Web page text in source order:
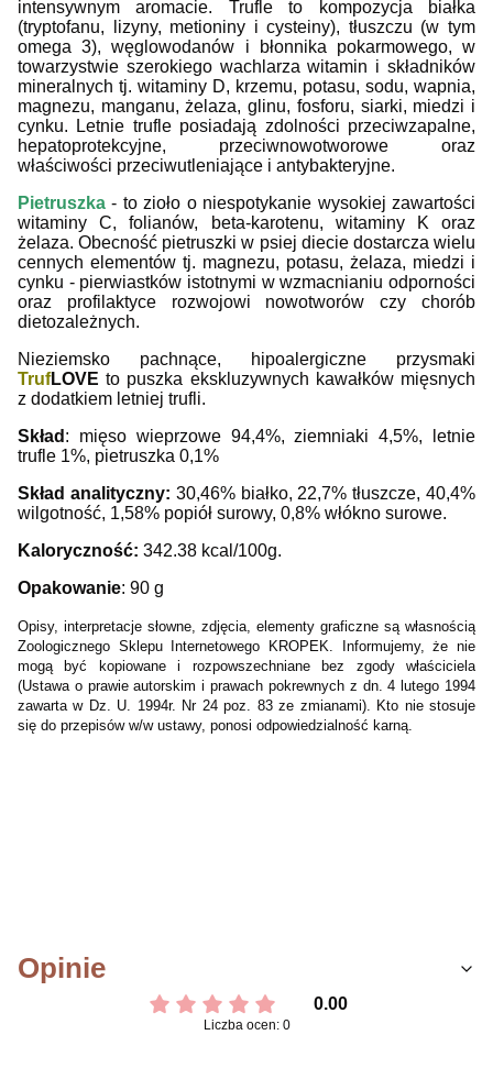
intensywnym aromacie. Trufle to kompozycja białka
(tryptofanu, lizyny, metioniny i cysteiny), tłuszczu (w tym
omega 3), węglowodanów i błonnika pokarmowego, w
towarzystwie szerokiego wachlarza witamin i składników
mineralnych tj. witaminy D, krzemu, potasu, sodu, wapnia,
magnezu, manganu, żelaza, glinu, fosforu, siarki, miedzi i
cynku. Letnie trufle posiadają zdolności przeciwzapalne,
hepatoprotekcyjne, przeciwnowotworowe oraz
właściwości przeciwutleniające i antybakteryjne.
Pietruszka - to zioło o niespotykanie wysokiej zawartości
witaminy C, folianów, beta-karotenu, witaminy K oraz
żelaza. Obecność pietruszki w psiej diecie dostarcza wielu
cennych elementów tj. magnezu, potasu, żelaza, miedzi i
cynku - pierwiastków istotnymi w wzmacnianiu odporności
oraz profilaktyce rozwojowi nowotworów czy chorób
dietozależnych.
Nieziemsko pachnące, hipoalergiczne przysmaki
TrufLOVE to puszka ekskluzywnych kawałków mięsnych
z dodatkiem letniej trufli.
Skład : mięso wieprzowe 94,4%, ziemniaki 4,5%, letnie
trufle 1%, pietruszka 0,1%
Skład analityczny: 30,46% białko, 22,7% tłuszcze, 40,4%
wilgotność, 1,58% popiół surowy, 0,8% włókno surowe.
Kaloryczność: 342.38 kcal/100g.
Opakowanie: 90 g
Opisy, interpretacje słowne, zdjęcia, elementy graficzne są własnością
Zoologicznego Sklepu Internetowego KROPEK. Informujemy, że nie
mogą być kopiowane i rozpowszechniane bez zgody właściciela
(Ustawa o prawie autorskim i prawach pokrewnych z dn. 4 lutego 1994
zawarta w Dz. U. 1994r. Nr 24 poz. 83 ze zmianami). Kto nie stosuje
się do przepisów w/w ustawy, ponosi odpowiedzialność karną.
Opinie
0.00
Liczba ocen: 0